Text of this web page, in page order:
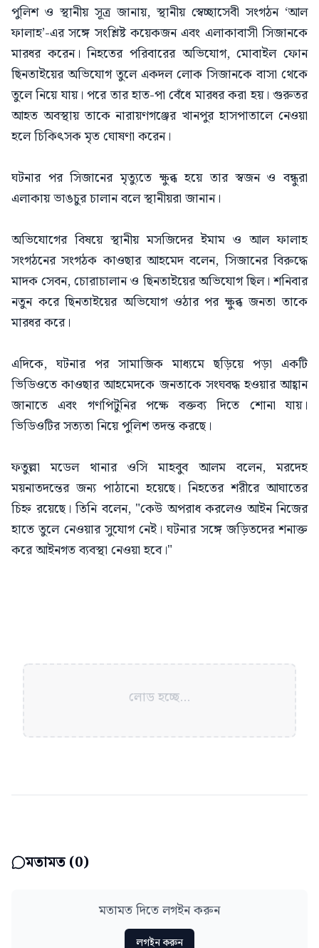
পুলিশ ও স্থানীয় সূত্র জানায়, স্থানীয় স্বেচ্ছাসেবী সংগঠন ‘আল
ফালাহ’-এর সঙ্গে সংশ্লিষ্ট কয়েকজন এবং এলাকাবাসী সিজানকে
মারধর করেন। নিহতের পরিবারের অভিযোগ, মোবাইল ফোন
ছিনতাইয়ের অভিযোগ তুলে একদল লোক সিজানকে বাসা থেকে
তুলে নিয়ে যায়। পরে তার হাত-পা বেঁধে মারধর করা হয়। গুরুতর
আহত অবস্থায় তাকে নারায়ণগঞ্জের খানপুর হাসপাতালে নেওয়া
হলে চিকিৎসক মৃত ঘোষণা করেন।
ঘটনার পর সিজানের মৃত্যুতে ক্ষুব্ধ হয়ে তার স্বজন ও বন্ধুরা
এলাকায় ভাঙচুর চালান বলে স্থানীয়রা জানান।
অভিযোগের বিষয়ে স্থানীয় মসজিদের ইমাম ও আল ফালাহ
সংগঠনের সংগঠক কাওছার আহমেদ বলেন, সিজানের বিরুদ্ধে
মাদক সেবন, চোরাচালান ও ছিনতাইয়ের অভিযোগ ছিল। শনিবার
নতুন করে ছিনতাইয়ের অভিযোগ ওঠার পর ক্ষুব্ধ জনতা তাকে
মারধর করে।
এদিকে, ঘটনার পর সামাজিক মাধ্যমে ছড়িয়ে পড়া একটি
ভিডিওতে কাওছার আহমেদকে জনতাকে সংঘবদ্ধ হওয়ার আহ্বান
জানাতে এবং গণপিটুনির পক্ষে বক্তব্য দিতে শোনা যায়।
ভিডিওটির সত্যতা নিয়ে পুলিশ তদন্ত করছে।
ফতুল্লা মডেল থানার ওসি মাহবুব আলম বলেন, মরদেহ
ময়নাতদন্তের জন্য পাঠানো হয়েছে। নিহতের শরীরে আঘাতের
চিহ্ন রয়েছে। তিনি বলেন, "কেউ অপরাধ করলেও আইন নিজের
হাতে তুলে নেওয়ার সুযোগ নেই। ঘটনার সঙ্গে জড়িতদের শনাক্ত
করে আইনগত ব্যবস্থা নেওয়া হবে।"
লোড হচ্ছে...
মতামত (0)
মতামত দিতে লগইন করুন
লগইন করুন